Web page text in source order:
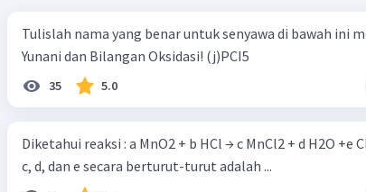
Tulislah nama yang benar untuk senyawa di bawah ini
Yunani dan Bilangan Oksidasi! (j)PCI5
35 5.0
Diketahui reaksi : a MnO2 + b HCl → c MnCl2 + d H2O +e
c, d, dan e secara berturut-turut adalah ...